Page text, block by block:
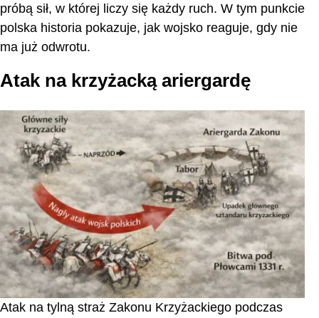
próbą sił, w której liczy się każdy ruch. W tym punkcie
polska historia pokazuje, jak wojsko reaguje, gdy nie
ma już odwrotu.
Atak na krzyżacką ariergardę
Atak na tylną straż Zakonu Krzyżackiego podczas